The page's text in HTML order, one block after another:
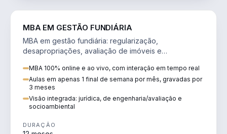
MBA EM GESTÃO FUNDIÁRIA
MBA em gestão fundiária: regularização,
desapropriações, avaliação de imóveis e
MBA 100% online e ao vivo, com interação em tempo real
Aulas em apenas 1 final de semana por mês, gravadas por
3 meses
Visão integrada: jurídica, de engenharia/avaliação e
socioambiental
DURAÇÃO